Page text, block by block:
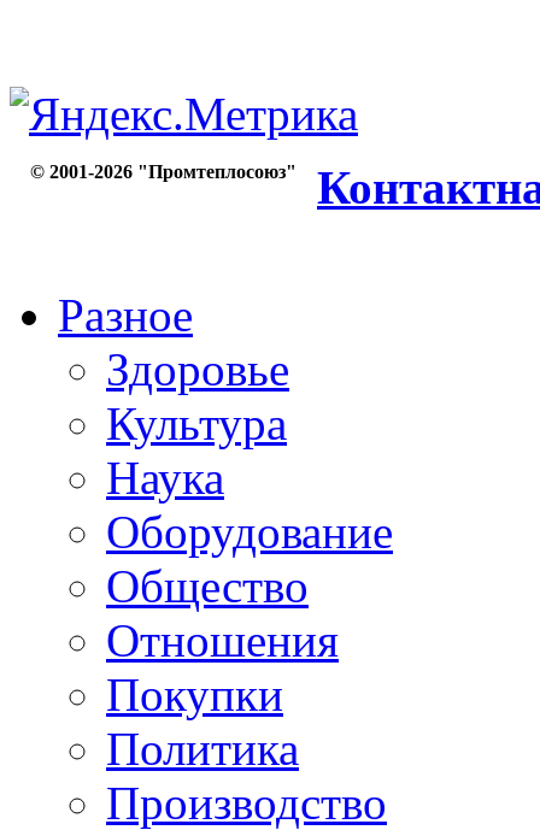
© 2001-2026 "Промтеплосоюз"
Разное
Здоровье
Культура
Наука
Оборудование
Общество
Отношения
Покупки
Политика
Производство